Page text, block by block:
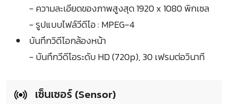
- ความละเอียดของภาพสูงสุด 1920 x 1080 พิกเซล
- รูปแบบไฟล์วีดีโอ : MPEG-4
บันทึกวิดีโอกล้องหน้า
- บันทึกวีดีโอระดับ HD (720p), 30 เฟรมต่อวินาที
เซ็นเซอร์ (Sensor)